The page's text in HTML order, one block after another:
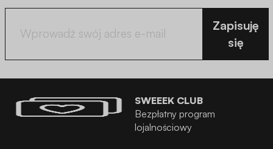
Zapisuję
się
SWEEEK CLUB
Bezpłatny program
lojalnościowy